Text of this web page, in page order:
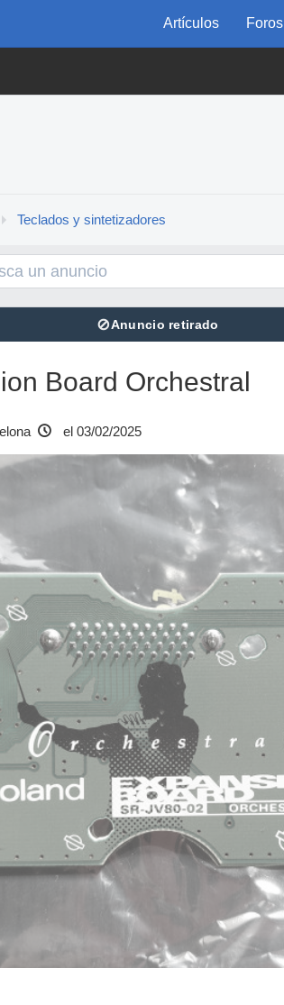
Artículos Foros
Teclados y sintetizadores
⊘Anuncio retirado
Board Orchestral
el 03/02/2025